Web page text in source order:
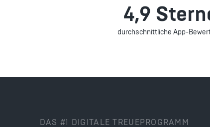
4,9
durchschnittliche App-
DAS #1 DIGITALE TREUEPROGRAMM